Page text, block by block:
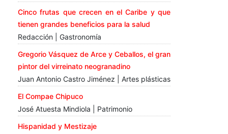
Cinco frutas que crecen en el Caribe y que
tienen grandes beneficios para la salud
Redacción | Gastronomía
Gregorio Vásquez de Arce y Ceballos, el gran
pintor del virreinato neogranadino
Juan Antonio Castro Jiménez | Artes plásticas
El Compae Chipuco
José Atuesta Mindiola | Patrimonio
Hispanidad y Mestizaje